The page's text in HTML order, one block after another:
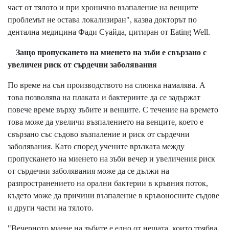
част от тялото и при хронично възпаление на венците
проблемът не остава локализиран", казва докторът по
дентална медицина Фади Суайда, цитиран от Eating Well.
Защо пропускането на миенето на зъби е свързано с
увеличен риск от сърдечни заболявания
По време на сън производството на слюнка намалява. А
това позволява на плаката и бактериите да се задържат
повече време върху зъбите и венците. С течение на времето
това може да увеличи възпалението на венците, което е
свързано със съдово възпаление и риск от сърдечни
заболявания. Като според учените връзката между
пропускането на миенето на зъби вечер и увеличения риск
от сърдечни заболявания може да се дължи на
разпространението на орални бактерии в кръвния поток,
където може да причини възпаление в кръвоносните съдове
и други части на тялото.
"Вечерното миене на зъбите е едно от нещата, които трябва